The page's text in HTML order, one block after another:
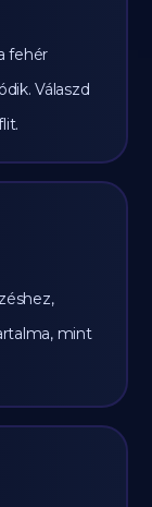
fehér
Válaszd
mint